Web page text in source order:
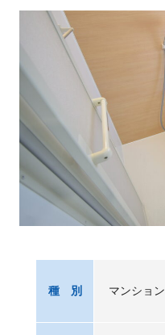
種 別 マンション